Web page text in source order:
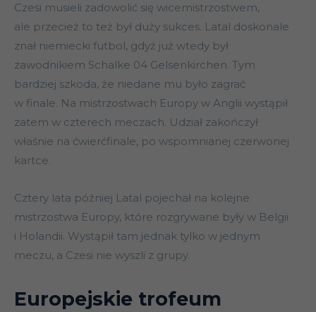
Czesi musieli zadowolić się wicemistrzostwem,
ale przecież to też był duży sukces. Latal doskonale
znał niemiecki futbol, gdyż już wtedy był
zawodnikiem Schalke 04 Gelsenkirchen. Tym
bardziej szkoda, że niedane mu było zagrać
w finale. Na mistrzostwach Europy w Anglii wystąpił
zatem w czterech meczach. Udział zakończył
właśnie na ćwierćfinale, po wspomnianej czerwonej
kartce.
Cztery lata później Latal pojechał na kolejne
mistrzostwa Europy, które rozgrywane były w Belgii
i Holandii. Wystąpił tam jednak tylko w jednym
meczu, a Czesi nie wyszli z grupy.
Europejskie trofeum